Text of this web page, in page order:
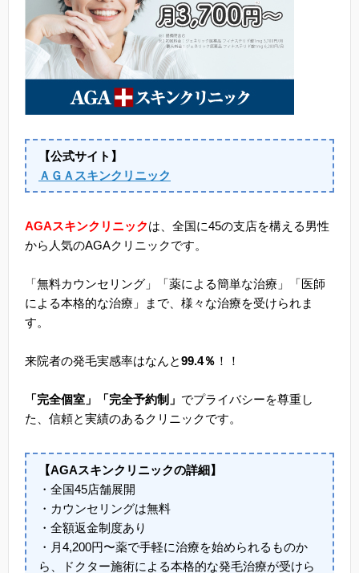
【公式サイト】
ＡＧＡスキンクリニック
AGAスキンクリニックは、全国に45の支店を構える男性
から人気のAGAクリニックです。
「無料カウンセリング」「薬による簡単な治療」「医師
による本格的な治療」まで、様々な治療を受けられま
す。
来院者の発毛実感率はなんと99.4％ ！！
「完全個室」「完全予約制」 でプライバシーを尊重し
た、信頼と実績のあるクリニックです。
【AGAスキンクリニックの詳細】
・全国45店舗展開
・カウンセリングは無料
・全額返金制度あり
・月4,200円〜薬で手軽に治療を始められるものか
ら、ドクター施術による本格的な発毛治療が受けら